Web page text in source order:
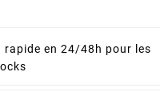
rapide en 24/48h pour les